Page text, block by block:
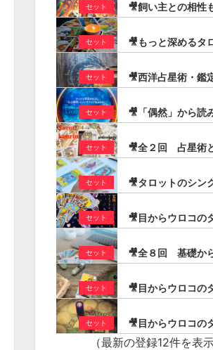
セット
セット
セット
セット
セット
セット
セット
セット
セット
セット
（最新の登録12件を表示